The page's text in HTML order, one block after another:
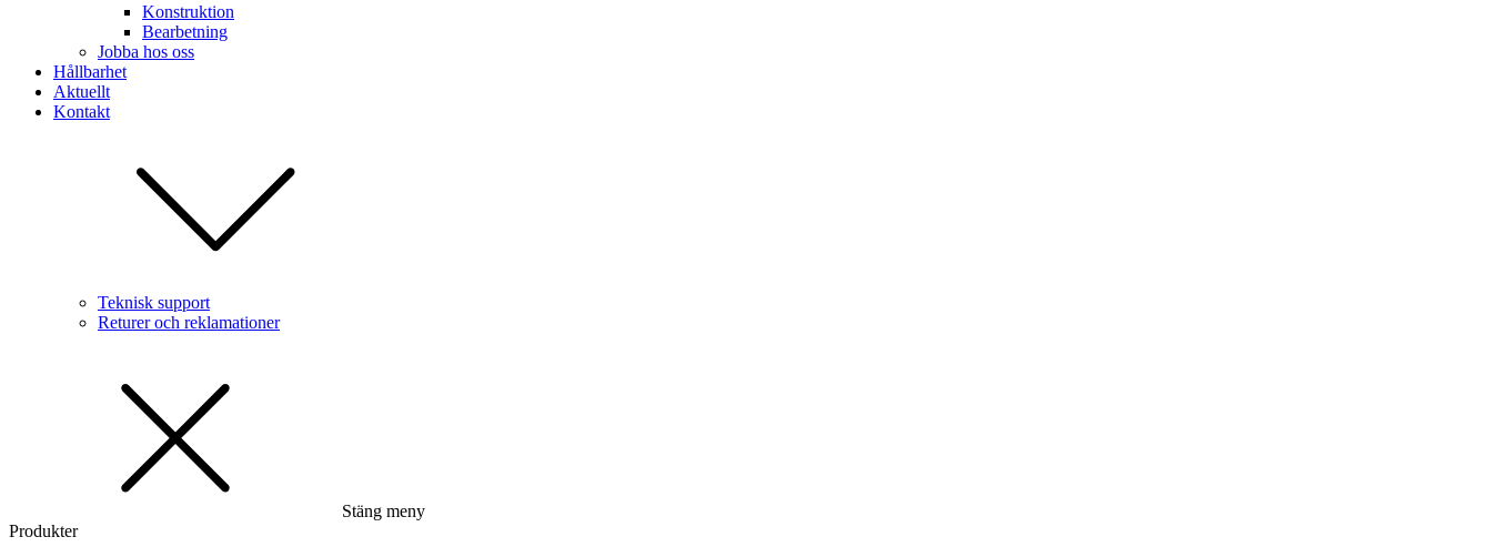
Konstruktion
Bearbetning
Jobba hos oss
Hållbarhet
Aktuellt
Kontakt
Teknisk support
Returer och reklamationer
Stäng meny
Produkter